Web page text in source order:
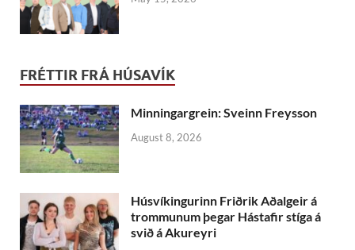
FRÉTTIR FRÁ HÚSAVÍK
Minningargrein: Sveinn Freysson
August 8, 2026
Húsvíkingurinn Friðrik Aðalgeir á
trommunum þegar Hástafir stíga á
svið á Akureyri